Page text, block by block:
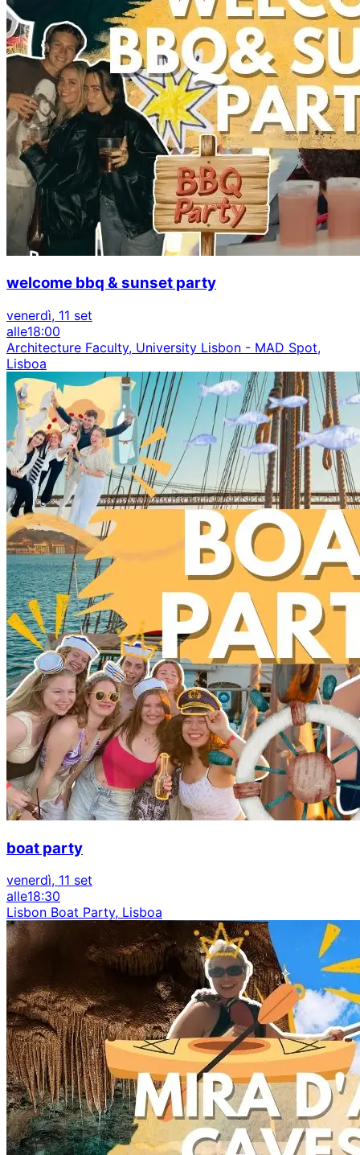
welcome bbq & sunset party
venerdì, 11 set
alle18:00
Architecture Faculty, University Lisbon - MAD Spot,
Lisboa
boat party
venerdì, 11 set
alle18:30
Lisbon Boat Party, Lisboa